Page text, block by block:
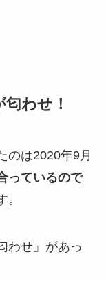
わせ！
のは2020年9月
っているので
わせ」があっ